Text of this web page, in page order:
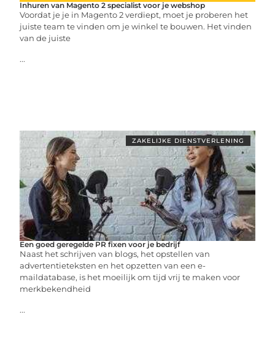
Inhuren van Magento 2 specialist voor je webshop
Voordat je je in Magento 2 verdiept, moet je proberen het
juiste team te vinden om je winkel te bouwen. Het vinden
van de juiste
...
ZAKELIJKE DIENSTVERLENING
Een goed geregelde PR fixen voor je bedrijf
Naast het schrijven van blogs, het opstellen van
advertentieteksten en het opzetten van een e-
maildatabase, is het moeilijk om tijd vrij te maken voor
merkbekendheid
...